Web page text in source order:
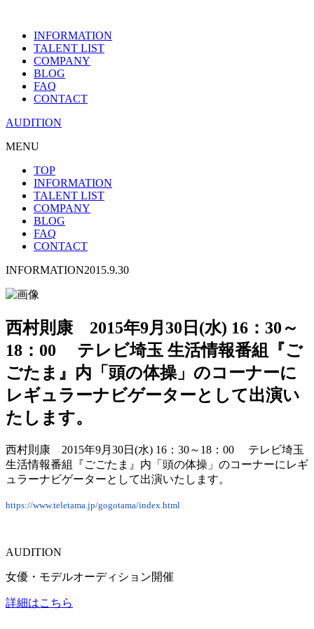
INFORMATION
TALENT LIST
COMPANY
BLOG
FAQ
CONTACT
AUDITION
MENU
TOP
INFORMATION
TALENT LIST
COMPANY
BLOG
FAQ
CONTACT
INFORMATION2015.9.30
西村則康 2015年9月30日(水) 16：30～
18：00 テレビ埼玉 生活情報番組『ご
ごたま』内「頭の体操」のコーナーに
レギュラーナビゲーターとして出演い
たします。
西村則康 2015年9月30日(水) 16：30～18：00 テレビ埼玉
生活情報番組『ごごたま』内「頭の体操」のコーナーにレギ
ュラーナビゲーターとして出演いたします。
https://www.teletama.jp/gogotama/index.html
AUDITION
女優・モデルオーディション開催
詳細はこちら